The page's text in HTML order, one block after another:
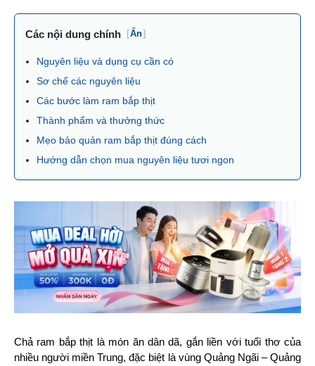
Các nội dung chính [Ẩn]
Nguyên liệu và dụng cụ cần có
Sơ chế các nguyên liệu
Các bước làm ram bắp thịt
Thành phẩm và thưởng thức
Mẹo bảo quản ram bắp thịt đúng cách
Hướng dẫn chọn mua nguyên liệu tươi ngon
Chả ram bắp thịt là món ăn dân dã, gắn liền với tuổi thơ của
nhiều người miền Trung, đặc biệt là vùng Quảng Ngãi – Quảng